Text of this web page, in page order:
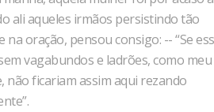
ali aqueles irmãos persistindo tão
na oração, pensou consigo: -- “Se
vagabundos e ladrões, como meu
não ficariam assim aqui rezando